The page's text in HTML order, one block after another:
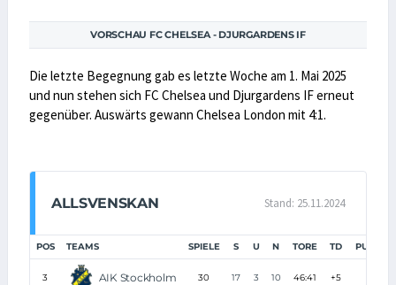
VORSCHAU FC CHELSEA - DJURGARDENS IF
Die letzte Begegnung gab es letzte Woche am 1. Mai 2025
und nun stehen sich FC Chelsea und Djurgardens IF erneut
gegenüber. Auswärts gewann Chelsea London mit 4:1.
ALLSVENSKAN Stand: 25.11.2024
POS TEAMS SPIELE S U N TORE TD PUNKTE
3 AIK Stockholm 30 17 3 10 46:41 +5